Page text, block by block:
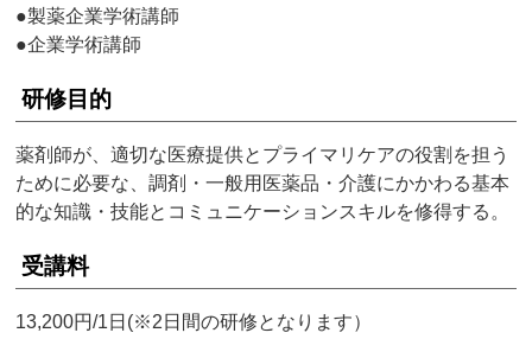
●製薬企業学術講師
●企業学術講師
研修目的
薬剤師が、適切な医療提供とプライマリケアの役割を担う
ために必要な、調剤・一般用医薬品・介護にかかわる基本
的な知識・技能とコミュニケーションスキルを修得する。
受講料
13,200円/1日(※2日間の研修となります）